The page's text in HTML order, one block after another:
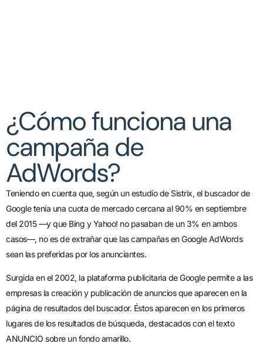
¿Cómo funciona una
campaña de
AdWords?
Teniendo en cuenta que, según un estudio de Sistrix, el buscador de
Google tenía una cuota de mercado cercana al 90% en septiembre
del 2015 —y que Bing y Yahoo! no pasaban de un 3% en ambos
casos—, no es de extrañar que las campañas en Google AdWords
sean las preferidas por los anunciantes.
Surgida en el 2002, la plataforma publicitaria de Google permite a las
empresas la creación y publicación de anuncios que aparecen en la
página de resultados del buscador. Éstos aparecen en los primeros
lugares de los resultados de búsqueda, destacados con el texto
ANUNCIO sobre un fondo amarillo.